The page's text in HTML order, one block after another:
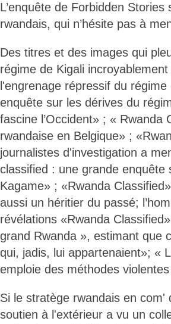
L’enquête de Forbidden
rwandais, qui n’hésite pas à
Des titres et des images qui
régime de Kigali
l'engrenage répressif du
enquête sur les dérives du
fascine l’Occident» ; « Rwanda
rwandaise en Belgique» ;
journalistes d'investigation a
classified : une grande
Kagame» ; «Rwanda
aussi un héritier du passé;
révélations «Rwanda
grand Rwanda », estimant que
qui, jadis, lui appartenaient»; «
emploie des méthodes
Si le stratège rwandais en
soutien à l'extérieur a vu un